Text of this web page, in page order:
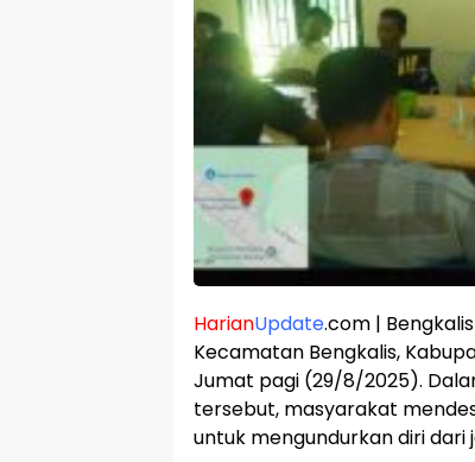
HarianUpdate.com |
Kecamatan Bengkalis,
Jumat pagi (29/8/2025).
tersebut, masyarakat
untuk mengundurkan diri dari